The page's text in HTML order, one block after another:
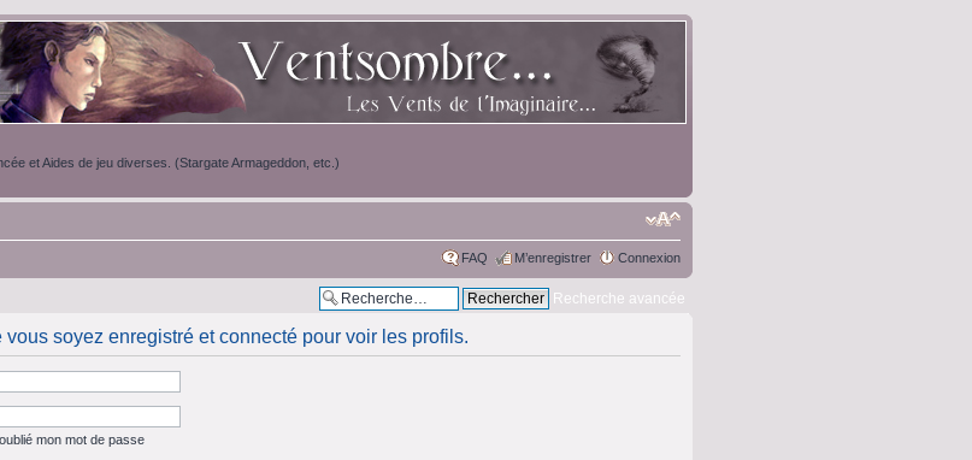
et Aides de jeu diverses. (Stargate Armageddon, etc.)
FAQ M’enregistrer Connexion
Recherche avancée
vous soyez enregistré et connecté pour voir les profils.
oublié mon mot de passe